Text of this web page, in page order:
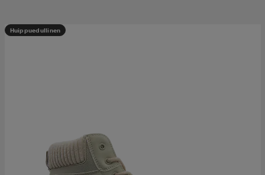
Huippuedullinen